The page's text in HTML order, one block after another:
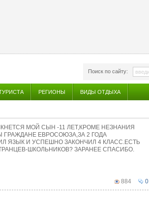
Поиск по сайту:
РЕГИОНЫ ВИДЫ ОТДЫХА
МОЙ СЫН -11 ЛЕТ,КРОМЕ НЕЗНАНИЯ
ЕВРОСОЮЗА,ЗА 2 ГОДА
ЯЗЫК И УСПЕШНО ЗАКОНЧИЛ 4 КЛАСС.ЕСТЬ
ШКОЛЬНИКОВ? ЗАРАНЕЕ СПАСИБО.
0
884